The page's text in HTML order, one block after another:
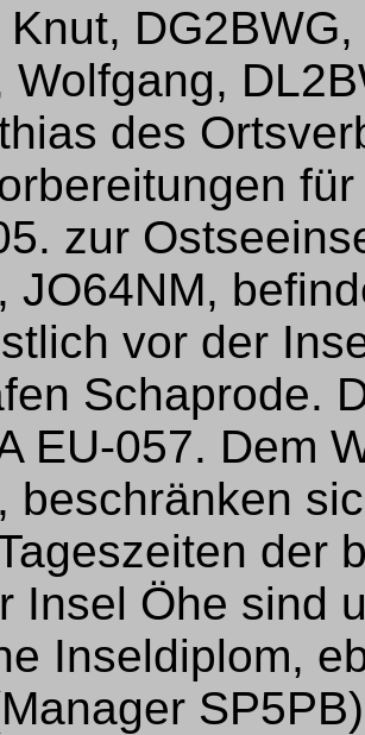
Knut,
Wolfgang,
des
zur
JO64NM,
vor der
Schaprode.
EU-057. Dem
beschränken
der
Insel Öhe sind
Inseldiplom,